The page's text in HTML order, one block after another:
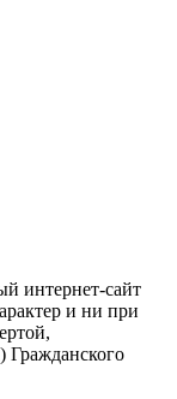
интернет-сайт
и ни при
Гражданского